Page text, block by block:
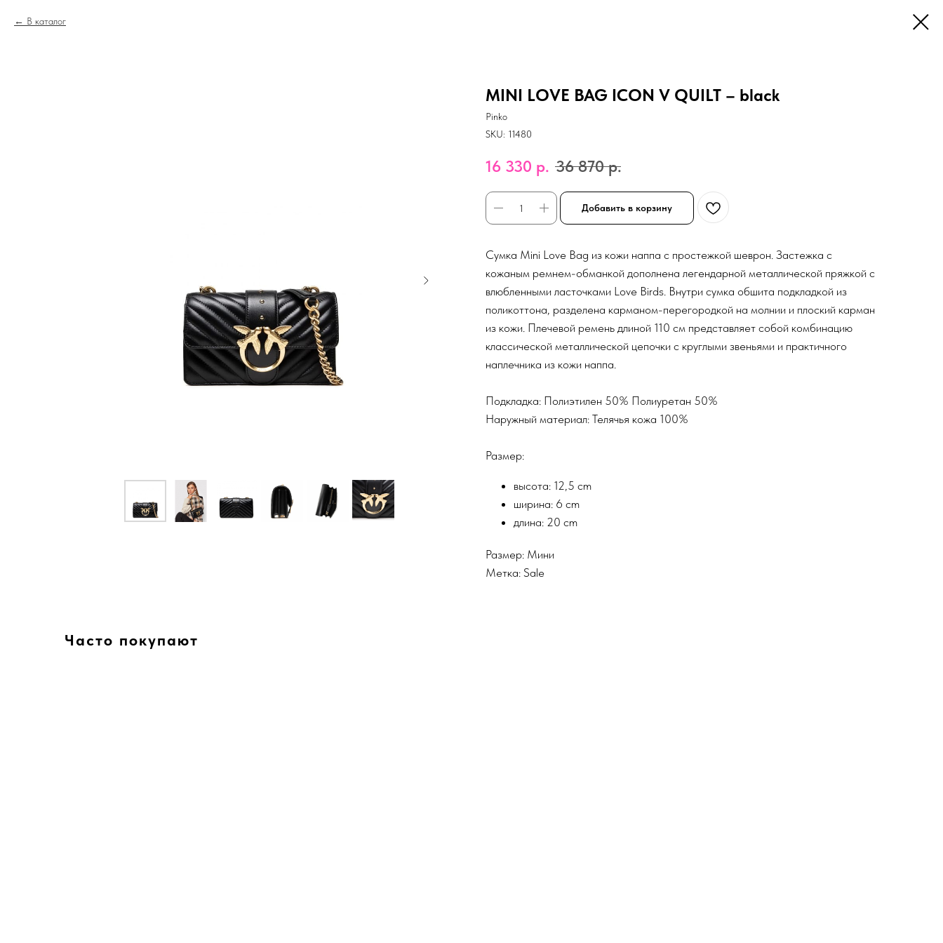
В каталог
MINI LOVE BAG ICON V QUILT – black
Pinko
SKU: 11480
16 330 р. 36 870 р.
Добавить в корзину
Сумка Mini Love Bag из кожи наппа с простежкой шеврон. Застежка с
кожаным ремнем-обманкой дополнена легендарной металлической пряжкой с
влюбленными ласточками Love Birds. Внутри сумка обшита подкладкой из
поликоттона, разделена карманом-перегородкой на молнии и плоский карман
из кожи. Плечевой ремень длиной 110 см представляет собой комбинацию
классической металлической цепочки с круглыми звеньями и практичного
наплечника из кожи наппа.
Подкладка: Полиэтилен 50% Полиуретан 50%
Наружный материал: Телячья кожа 100%
Размер:
высота: 12,5 cm
ширина: 6 cm
длина: 20 cm
Размер: Мини
Метка: Sale
Часто покупают